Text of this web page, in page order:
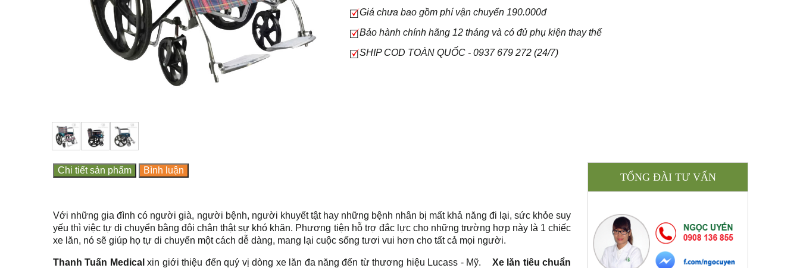
Giá chưa bao gồm phí vận chuyển 190.000đ
Bảo hành chính hãng 12 tháng và có đủ phụ kiện thay thế
SHIP COD TOÀN QUỐC - 0937 679 272 (24/7)
Chi tiết sản phẩm Bình luận
Với những gia đình có người già, người bệnh, người khuyết tật hay những bệnh nhân bị mất khả năng đi lại, sức khỏe suy
yếu thì việc tự di chuyển bằng đôi chân thật sự khó khăn. Phương tiện hỗ trợ đắc lực cho những trường hợp này là 1 chiếc
xe lăn, nó sẽ giúp họ tự di chuyển một cách dễ dàng, mang lại cuộc sống tươi vui hơn cho tất cả mọi người.
Thanh Tuấn Medical xin giới thiệu đến quý vị dòng xe lăn đa năng đến từ thương hiệu Lucass - Mỹ.
Xe lăn tiêu chuẩn
TỔNG ĐÀI TƯ VẤN